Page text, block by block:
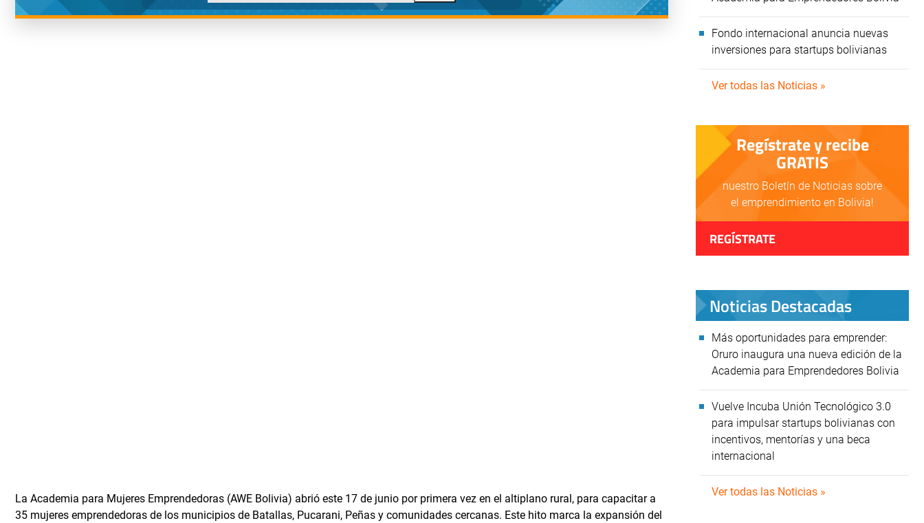
La Academia para Mujeres Emprendedoras (AWE Bolivia) abrió este 17 de junio por primera vez en el altiplano rural, para capacitar a
35 mujeres emprendedoras de los municipios de Batallas, Pucarani, Peñas y comunidades cercanas. Este hito marca la expansión del
Fondo internacional anuncia nuevas
inversiones para startups bolivianas
Ver todas las Noticias »
Regístrate y recibe
GRATIS
nuestro Boletín de Noticias sobre
el emprendimiento en Bolivia!
REGÍSTRATE
Noticias Destacadas
Más oportunidades para emprender:
Oruro inaugura una nueva edición de la
Academia para Emprendedores Bolivia
Vuelve Incuba Unión Tecnológico 3.0
para impulsar startups bolivianas con
incentivos, mentorías y una beca
internacional
Ver todas las Noticias »